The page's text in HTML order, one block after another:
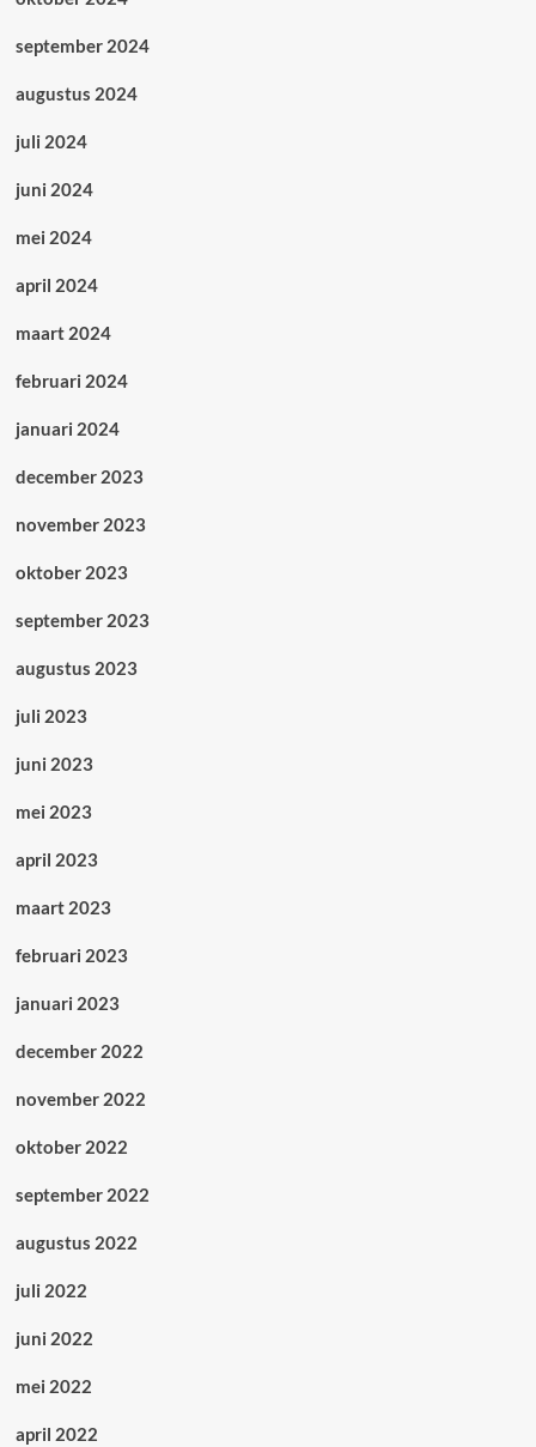
september 2024
augustus 2024
juli 2024
juni 2024
mei 2024
april 2024
maart 2024
februari 2024
januari 2024
december 2023
november 2023
oktober 2023
september 2023
augustus 2023
juli 2023
juni 2023
mei 2023
april 2023
maart 2023
februari 2023
januari 2023
december 2022
november 2022
oktober 2022
september 2022
augustus 2022
juli 2022
juni 2022
mei 2022
april 2022